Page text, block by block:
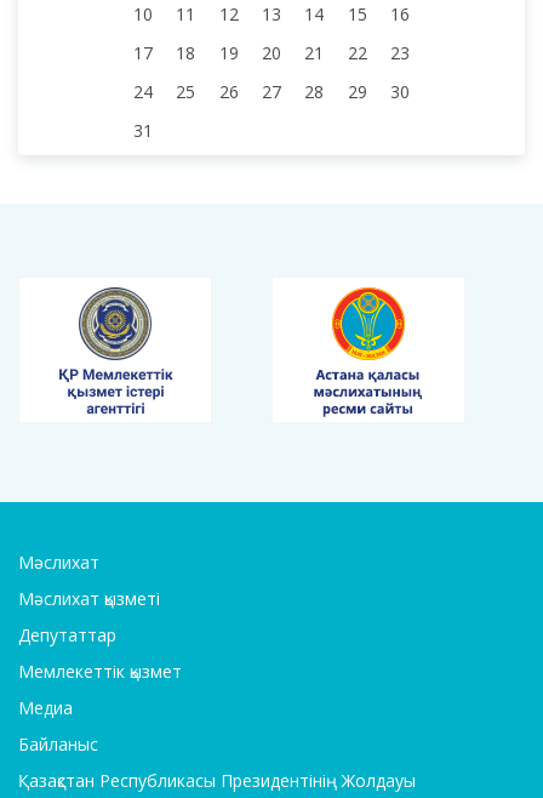
10
11 12 13 14 15
16
17
18 19 20 21 22
23
24
25 26 27 28 29
30
31
Мәслихат
Мәслихат қызметі
Депутаттар
Мемлекеттік қызмет
Медиа
Байланыс
Қазақстан Республикасы Президентінің Жолдауы